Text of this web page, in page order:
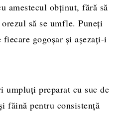
amestecul obținut, fără să
să se umfle. Puneți
gogoșar și așezați-i